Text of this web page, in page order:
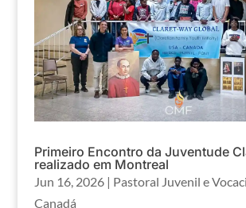
Primeiro Encontro da Juventude
realizado em Montreal
Jun 16, 2026| Pastoral Juvenil e
Canadá